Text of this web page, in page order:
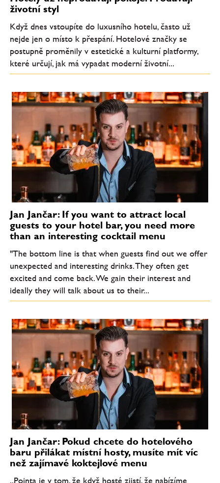
životní styl
Když dnes vstoupíte do luxusního hotelu, často už
nejde jen o místo k přespání. Hotelové značky se
postupně proměnily v estetické a kulturní platformy,
které určují, jak má vypadat moderní životní...
Jan Jančar: If you want to attract local
guests to your hotel bar, you need more
than an interesting cocktail menu
"The bottom line is that when guests find out we offer
unexpected and interesting drinks. They often get
excited and come back. We gain their interest and
ideally they will talk about us to their...
Jan Jančar: Pokud chcete do hotelového
baru přilákat místní hosty, musíte mít víc
než zajímavé koktejlové menu
„Pointa je v tom, že když hosté zjistí, že nabízíme